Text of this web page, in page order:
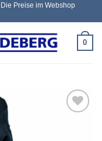
Preise im Webshop
0